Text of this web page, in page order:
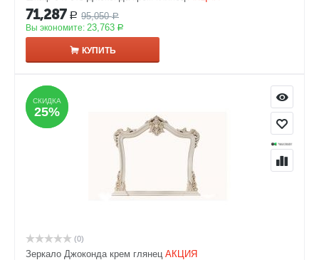
71,287 Р 95,050 Р
Вы экономите: 23,763 Р
КУПИТЬ
СКИДКА
25%
СКИДКА
25%
(0)
Зеркало Джоконда крем глянец АКЦИЯ